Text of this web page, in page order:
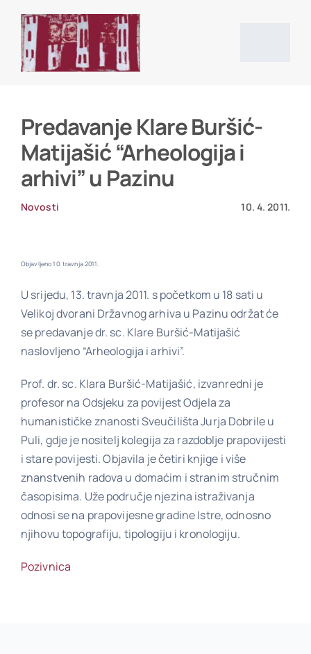
content
Vijesti
Povijesni izvori i literatura
Poveznice
Kontakt
Predavanje Klare Buršić-
Matijašić “Arheologija i
arhivi” u Pazinu
Novosti 10. 4. 2011.
Objavljeno 10. travnja 2011.
U srijedu, 13. travnja 2011. s početkom u 18 sati u
Velikoj dvorani Državnog arhiva u Pazinu održat će
se predavanje dr. sc. Klare Buršić-Matijašić
naslovljeno “Arheologija i arhivi”.
Prof. dr. sc. Klara Buršić-Matijašić, izvanredni je
profesor na Odsjeku za povijest Odjela za
humanističke znanosti Sveučilišta Jurja Dobrile u
Puli, gdje je nositelj kolegija za razdoblje prapovijesti
i stare povijesti. Objavila je četiri knjige i više
znanstvenih radova u domaćim i stranim stručnim
časopisima. Uže područje njezina istraživanja
odnosi se na prapovijesne gradine Istre, odnosno
njihovu topografiju, tipologiju i kronologiju.
Pozivnica